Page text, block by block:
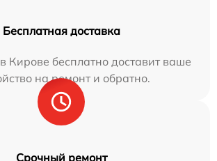
Бесплатная доставка
Кирове бесплатно доставит ваше
на ремонт и обратно.
Срочный ремонт